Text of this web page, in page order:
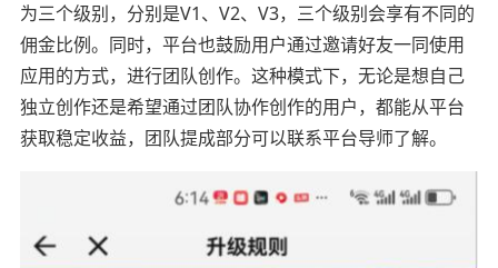
为三个级别，分别是V1、V2、V3，三个级别会享有不同的
佣金比例。同时，平台也鼓励用户通过邀请好友一同使用
应用的方式，进行团队创作。这种模式下，无论是想自己
独立创作还是希望通过团队协作创作的用户，都能从平台
获取稳定收益，团队提成部分可以联系平台导师了解。